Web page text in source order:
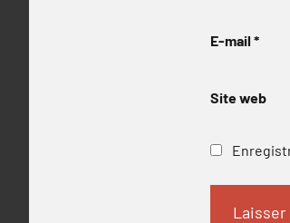
E-mail *
Site web